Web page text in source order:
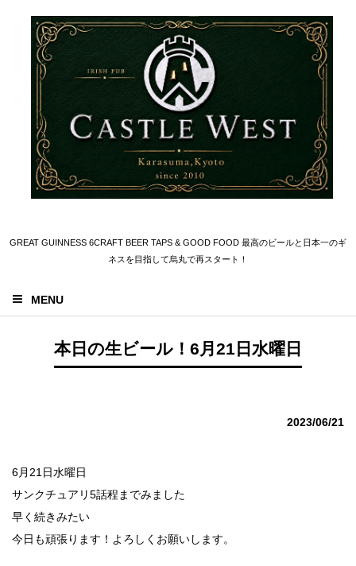
GREAT GUINNESS 6CRAFT BEER TAPS & GOOD FOOD 最高のビールと日本一のギ
ネスを目指して烏丸で再スタート！
MENU
本日の生ビール！6月21日水曜日
2023/06/21
6月21日水曜日
サンクチュアリ5話程までみました
早く続きみたい
今日も頑張ります！よろしくお願いします。